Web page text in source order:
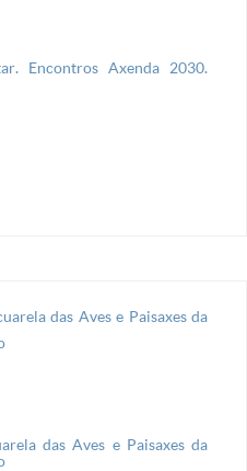
Encontros Axenda 2030.
das Aves e Paisaxes da